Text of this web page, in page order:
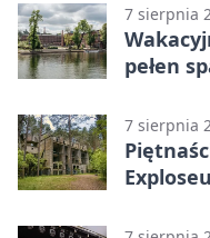
7 sierpnia
pełen
7 sierpnia